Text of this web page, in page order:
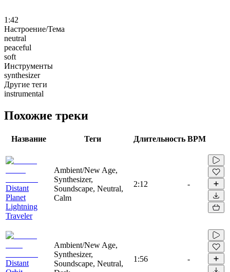
1:42
Настроение/Тема
neutral
peaceful
soft
Инструменты
synthesizer
Другие теги
instrumental
Похожие треки
Название Теги Длительность BPM
Distant
Planet
Lightning
Traveler
Ambient/New Age,
Synthesizer,
Soundscape, Neutral,
Calm
2:12 -
Distant
Ambient/New Age,
Synthesizer,
Soundscape, Neutral,
1:56 -